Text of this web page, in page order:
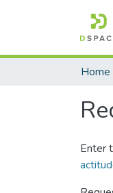
Home
Enter